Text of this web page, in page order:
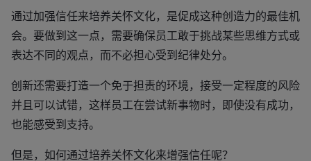
通过加强信任来培养关怀文化，是促成这种创造力的最佳机
会。要做到这一点，需要确保员工敢于挑战某些思维方式或
表达不同的观点，而不必担心受到纪律处分。
创新还需要打造一个免于担责的环境，接受一定程度的风险
并且可以试错，这样员工在尝试新事物时，即使没有成功，
也能感受到支持。
但是，如何通过培养关怀文化来增强信任呢？